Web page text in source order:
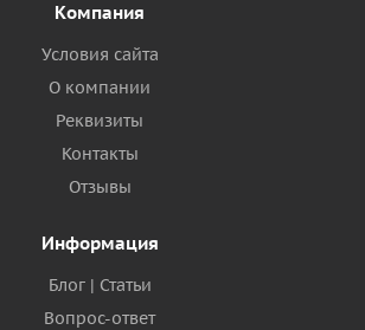
Компания
Условия сайта
О компании
Реквизиты
Контакты
Отзывы
Информация
Блог | Статьи
Вопрос-ответ